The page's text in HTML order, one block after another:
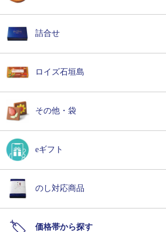
詰合せ
ロイズ石垣島
その他・袋
eギフト
のし対応商品
価格帯から探す